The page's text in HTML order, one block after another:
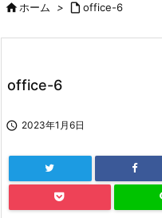
ホーム >  office-6
office-6
 2023年1月6日